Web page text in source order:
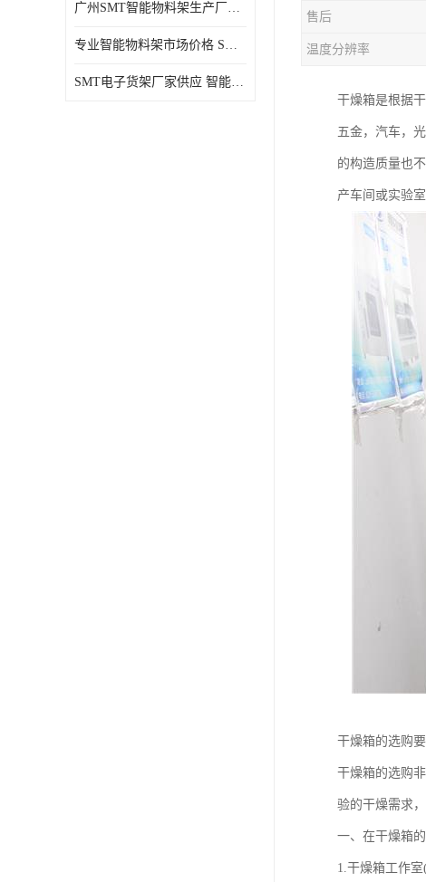
广州SMT智能物料架生产厂家 智能物料架设计定制
专业智能物料架市场价格 SMT智能物料架供应厂家
SMT电子货架厂家供应 智能电子货架现货直销
售后
温度分辨率
干燥箱是根据
五金，汽车，
的构造质量也
产车间或实验室
干燥箱的选购要
干燥箱的选购
验的干燥需求
一、在干燥箱
1.干燥箱工作